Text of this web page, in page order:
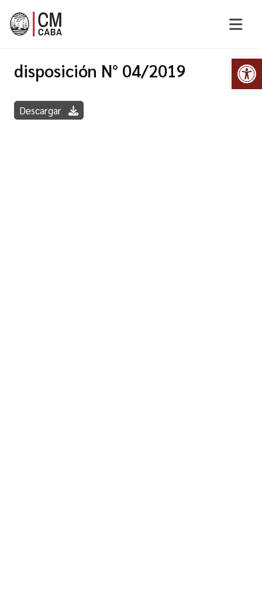
disposición N° 04/2019
Descargar